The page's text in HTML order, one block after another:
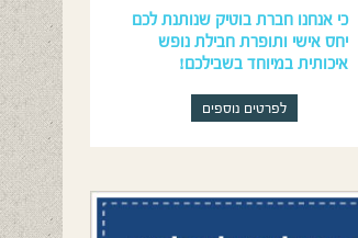
כי אנחנו חברת בוטיק שנותנת לכם
יחס אישי ותופרת חבילת נופש
איכותית במיוחד בשבילכם!
לפרטים נוספים